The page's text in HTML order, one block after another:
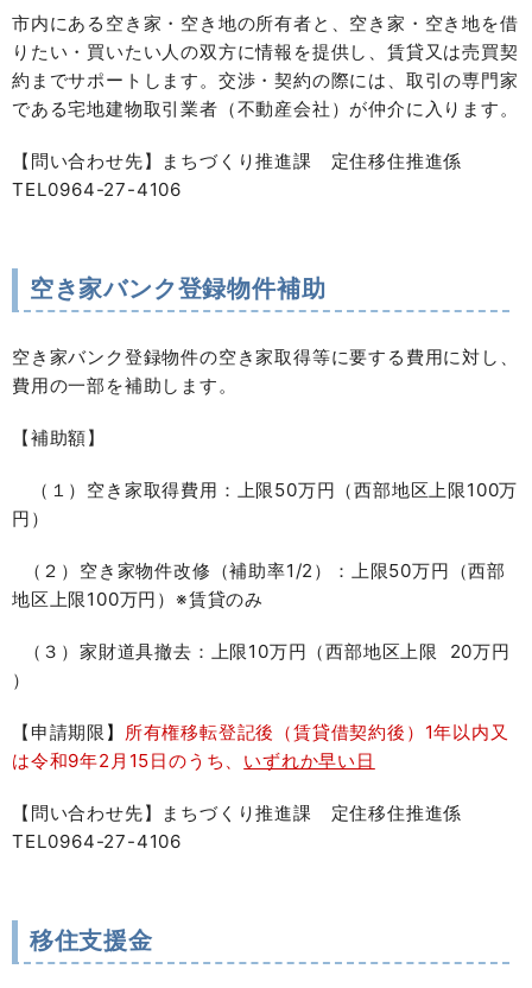
市内にある空き家・空き地の所有者と、空き家・空き地を借
りたい・買いたい人の双方に情報を提供し、賃貸又は売買契
約までサポートします。交渉・契約の際には、取引の専門家
である宅地建物取引業者（不動産会社）が仲介に入ります。
【問い合わせ先】まちづくり推進課 定住移住推進係
TEL0964-27-4106
空き家バンク登録物件補助
空き家バンク登録物件の空き家取得等に要する費用に対し、
費用の一部を補助します。
【補助額】
（１）空き家取得費用：上限50万円（西部地区上限100万
円）
（２）空き家物件改修（補助率1/2）：上限50万円（西部
地区上限100万円）※賃貸のみ
（３）家財道具撤去：上限10万円（西部地区上限 20万円
）
【申請期限 】 所有権移転登記後（賃貸借契約後）1年以内又
は令和9年2月15日のうち、 いずれか早い日
【問い合わせ先】まちづくり推進課 定住移住推進係
TEL0964-27-4106
移住支援金